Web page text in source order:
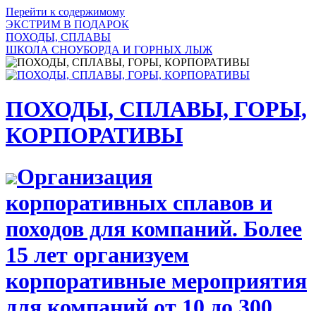
Перейти к содержимому
ЭКСТРИМ В ПОДАРОК
ПОХОДЫ, СПЛАВЫ
ШКОЛА СНОУБОРДА И ГОРНЫХ ЛЫЖ
ПОХОДЫ, СПЛАВЫ, ГОРЫ,
КОРПОРАТИВЫ
Организация
корпоративных сплавов и
походов для компаний. Более
15 лет организуем
корпоративные мероприятия